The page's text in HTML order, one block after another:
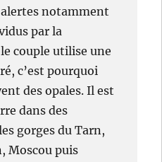
notamment
par la
couple utilise une
c’est pourquoi
des opales. Il est
dans des
gorges du Tarn,
Moscou puis